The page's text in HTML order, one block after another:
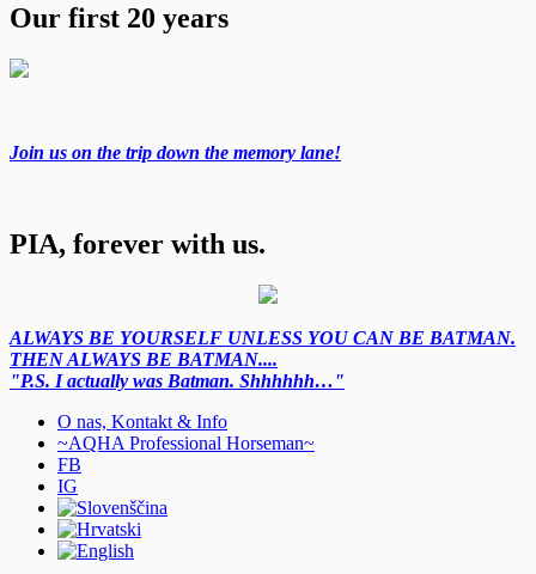
Our first 20 years
Join us on the trip down the memory lane!
PIA, forever with us.
ALWAYS BE YOURSELF UNLESS YOU CAN BE BATMAN.
THEN ALWAYS BE BATMAN....
"P.S. I actually was Batman. Shhhhhh…"
O nas, Kontakt & Info
~AQHA Professional Horseman~
FB
IG